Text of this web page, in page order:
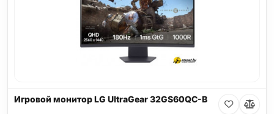
Игровой монитор LG UltraGear 32GS60QC-B